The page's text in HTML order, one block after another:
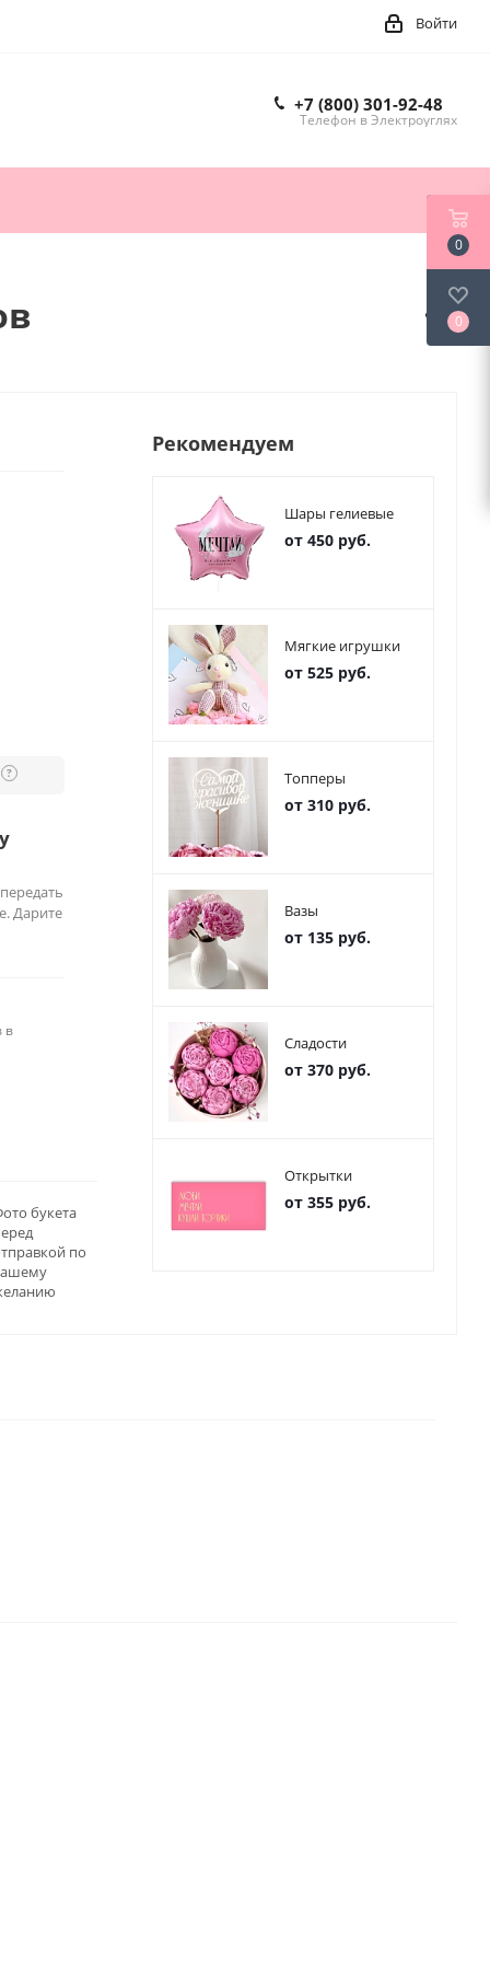
Войти
+7 (800) 301-92-48
Телефон в Электроуглях
?
Дарите
в
букета
по
Рекомендуем
Шары гелиевые
от 450 руб.
Мягкие игрушки
от 525 руб.
Топперы
от 310 руб.
Вазы
от 135 руб.
Сладости
от 370 руб.
Открытки
от 355 руб.
0
0